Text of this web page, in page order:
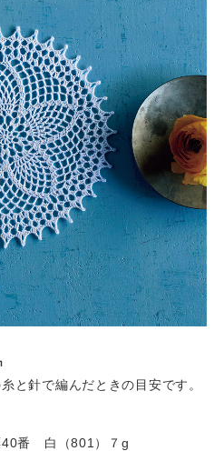
と針で編んだときの目安です。
40番 白（801）７g